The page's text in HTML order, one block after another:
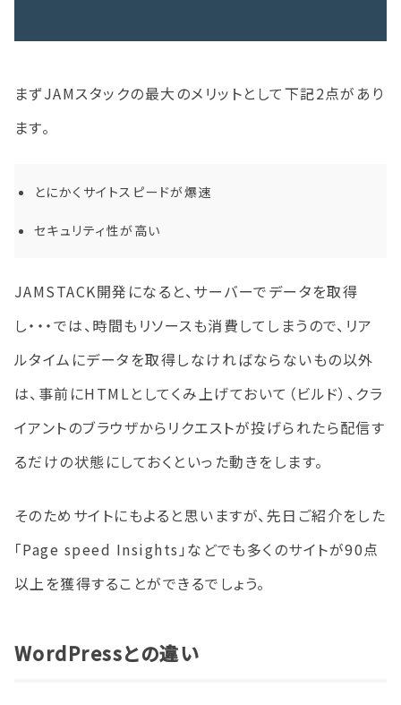
まずJAMスタックの最大のメリットとして下記2点があり
ます。
とにかくサイトスピードが爆速
セキュリティ性が高い
JAMSTACK開発になると、サーバーでデータを取得
し・・・では、時間もリソースも消費してしまうので、リア
ルタイムにデータを取得しなければならないもの以外
は、事前にHTMLとしてくみ上げておいて（ビルド）、クラ
イアントのブラウザからリクエストが投げられたら配信す
るだけの状態にしておくといった動きをします。
そのためサイトにもよると思いますが、先日ご紹介をした
「Page speed Insights」などでも多くのサイトが90点
以上を獲得することができるでしょう。
WordPressとの違い